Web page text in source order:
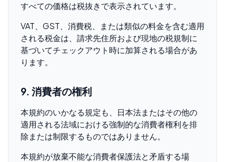
すべての価格は税抜きで表示されています。
VAT、GST、消費税、または類似の料金を含む適用
される税金は、請求先住所および現地の税規制に
基づいてチェックアウト時に加算される場合があ
ります。
9. 消費者の権利
本規約のいかなる規定も、日本法またはその他の
適用される法域における強制的な消費者権利を排
除または制限するものではありません。
本規約が放棄不能な消費者保護法と矛盾する場